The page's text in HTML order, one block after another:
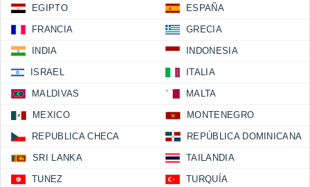
EGIPTO ESPAÑA
FRANCIA GRECIA
INDIA INDONESIA
ISRAEL ITALIA
MALDIVAS MALTA
MEXICO MONTENEGRO
REPUBLICA CHECA REPÚBLICA DOMINICANA
SRI LANKA TAILANDIA
TUNEZ TURQUÍA